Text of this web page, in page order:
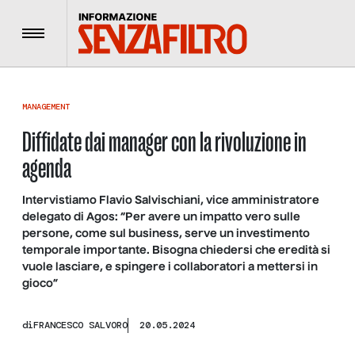
Menu
MANAGEMENT
Diffidate dai manager con la rivoluzione in
agenda
Intervistiamo Flavio Salvischiani, vice amministratore
delegato di Agos: “Per avere un impatto vero sulle
persone, come sul business, serve un investimento
temporale importante. Bisogna chiedersi che eredità si
vuole lasciare, e spingere i collaboratori a mettersi in
gioco”
diFRANCESCO SALVORO 20.05.2024